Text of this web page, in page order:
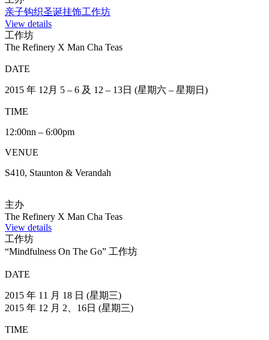
皮革零钱包DIY工作坊
DATE
2015 年 12 月 5 日 (星期六)
TIME
1:00pm – 4:00pm
VENUE
S507, Staunton
皮革零钱包DIY工作坊
圣诞推介, 工作坊
亲子钩织圣诞挂饰工作坊
DATE
2015 年 12 月 5 日 (星期六)
TIME
4:30pm – 6:30pm